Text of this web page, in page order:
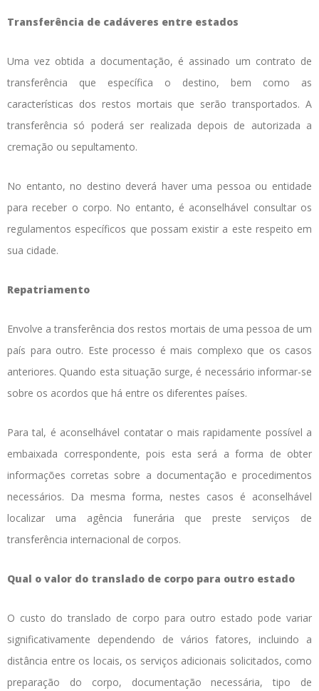
Transferência de cadáveres entre estados
Uma vez obtida a documentação, é assinado um contrato de
transferência que específica o destino, bem como as
características dos restos mortais que serão transportados. A
transferência só poderá ser realizada depois de autorizada a
cremação ou sepultamento.
No entanto, no destino deverá haver uma pessoa ou entidade
para receber o corpo. No entanto, é aconselhável consultar os
regulamentos específicos que possam existir a este respeito em
sua cidade.
Repatriamento
Envolve a transferência dos restos mortais de uma pessoa de um
país para outro. Este processo é mais complexo que os casos
anteriores. Quando esta situação surge, é necessário informar-se
sobre os acordos que há entre os diferentes países.
Para tal, é aconselhável contatar o mais rapidamente possível a
embaixada correspondente, pois esta será a forma de obter
informações corretas sobre a documentação e procedimentos
necessários. Da mesma forma, nestes casos é aconselhável
localizar uma agência funerária que preste serviços de
transferência internacional de corpos.
Qual o valor do translado de corpo para outro estado
O custo do translado de corpo para outro estado pode variar
significativamente dependendo de vários fatores, incluindo a
distância entre os locais, os serviços adicionais solicitados, como
preparação do corpo, documentação necessária, tipo de